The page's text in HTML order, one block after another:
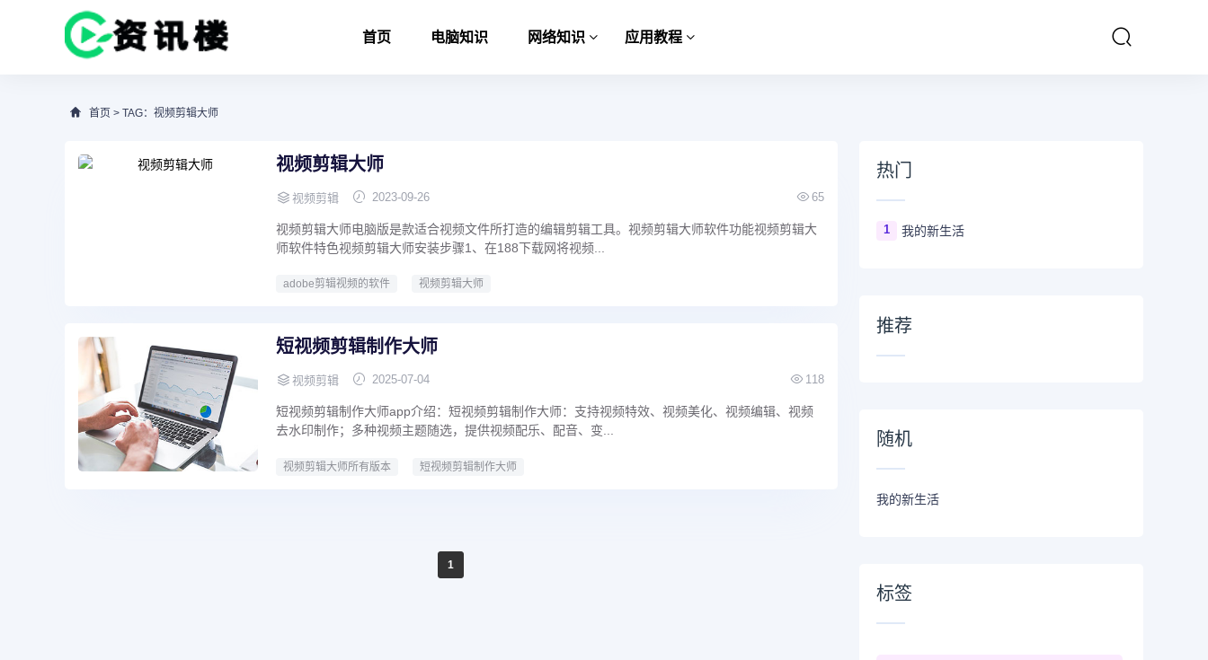
首页 电脑知识 网络知识 应用教程
首页 > TAG：视频剪辑大师
视频剪辑大师
视频剪辑 2023-09-26 65
视频剪辑大师电脑版是款适合视频文件所打造的编辑剪辑工具。视频剪辑大师软件功能视频剪辑大
师软件特色视频剪辑大师安装步骤1、在188下载网将视频...
adobe剪辑视频的软件 视频剪辑大师
短视频剪辑制作大师
视频剪辑 2025-07-04 118
短视频剪辑制作大师app介绍：短视频剪辑制作大师：支持视频特效、视频美化、视频编辑、视频
去水印制作；多种视频主题随选，提供视频配乐、配音、变...
视频剪辑大师所有版本 短视频剪辑制作大师
1
热门
1 我的新生活
推荐
随机
我的新生活
标签